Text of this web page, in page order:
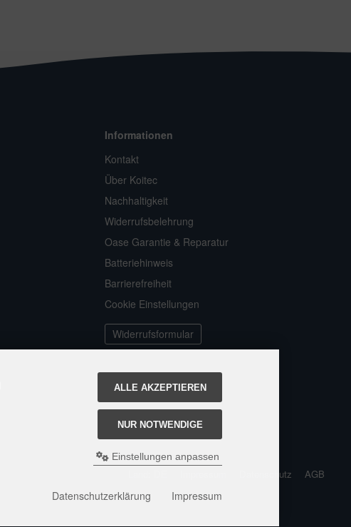
Informationen
Kontakt
Über Koitec
Nachhaltigkeit
Widerrufsbelehrung
Oase Garantie & Reparatur
Batteriehinweis
Barrierefreiheit
Cookie Einstellungen
Widerrufsformular
Datenschutz AGB
ALLE AKZEPTIEREN
NUR NOTWENDIGE
Einstellungen anpassen
Datenschutzerklärung Impressum